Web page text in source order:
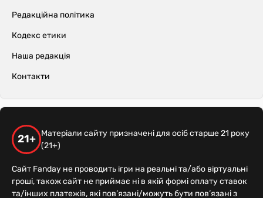
Редакційна політика
Кодекс етики
Наша редакція
Контакти
21+
Матеріали сайту призначені для осіб старше 21 року
(21+)
Сайт Fanday не проводить ігри на реальні та/або віртуальні
гроші, також сайт не приймає ні в якій формі оплату ставок
та/інших платежів, які пов’язані/можуть бути пов’язані з